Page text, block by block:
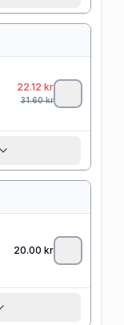
22.12 kr
31.60kr
20.00 kr